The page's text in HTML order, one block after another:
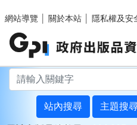
網站導覽
關於本站 隱私權及安
站內搜尋 主題搜